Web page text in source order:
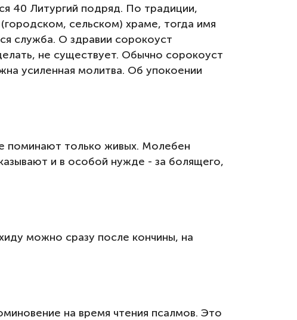
40 Литургий подряд. По традиции,
сельском) храме, тогда имя
служба. О здравии сорокоуст
не существует. Обычно сорокоуст
усиленная молитва. Об упокоении
поминают только живых. Молебен
и в особой нужде - за болящего,
можно сразу после кончины, на
на время чтения псалмов. Это